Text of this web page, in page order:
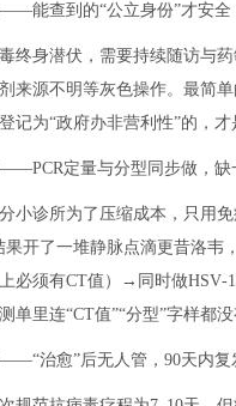
能查到的“公立身份”才安全
终身潜伏，需要持续随访与
来源不明等灰色操作。最简
记为“政府办非营利性”的，
定量与分型同步做，缺
小诊所为了压缩成本，只用
果开了一堆静脉点滴更昔洛
必须有CT值）→同时做
单里连“CT值”“分型”字样都没
治愈”后无人管，90天内复